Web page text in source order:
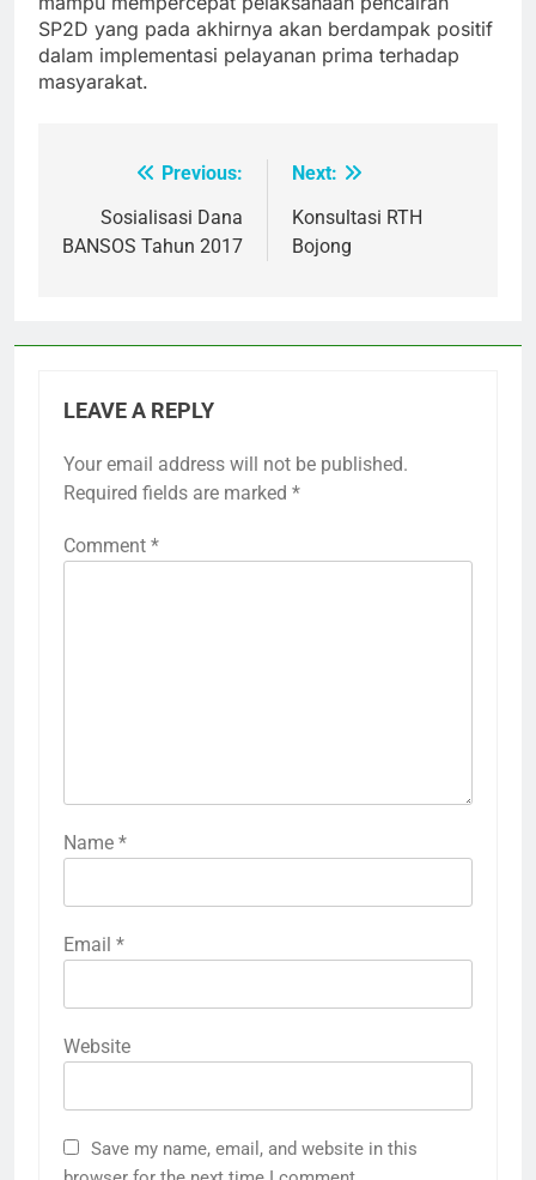
SP2D yang pada akhirnya akan berdampak positif
dalam implementasi pelayanan prima terhadap
masyarakat.
navigation
Previous:
Sosialisasi Dana
BANSOS Tahun 2017
Next:
Konsultasi RTH
Bojong
LEAVE A REPLY
Your email address will not be published.
Required fields are marked *
Comment *
Name *
Email *
Website
Save my name, email, and website in this